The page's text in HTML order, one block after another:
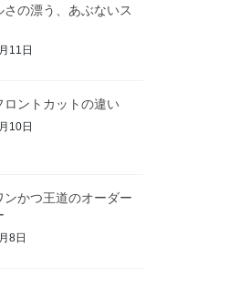
さの漂う、あぶないス
11日
ロントカットの違い
10日
ンかつ王道のオーダー
8日